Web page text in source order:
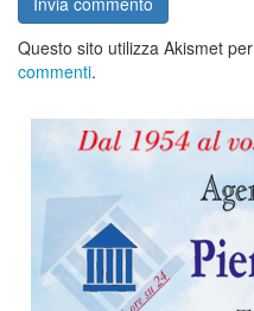
Questo sito utilizza Akismet
commenti.